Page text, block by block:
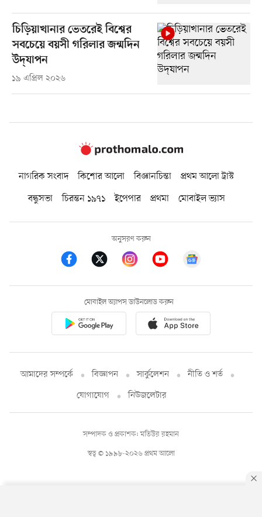
চিড়িয়াখানার ভেতরেই বিশ্বের
সবচেয়ে বয়সী গরিলার জন্মদিন
উদ্‌যাপন
১৯ এপ্রিল ২০২৬
নাগরিক সংবাদ কিশোর আলো বিজ্ঞানচিন্তা
প্রথম আলো ট্রাস্ট
বন্ধুসভা
চিরন্তন ১৯৭১ ইপেপার প্রথমা মোবাইল ভ্যাস
অনুসরণ করুন
মোবাইল অ্যাপস ডাউনলোড করুন
আমাদের সম্পর্কে বিজ্ঞাপন সার্কুলেশন
নীতি ও শর্ত
যোগাযোগ
নিউজলেটার
স্বত্ব © ১৯৯৮-২০২৬ প্রথম আলো
সম্পাদক ও প্রকাশক: মতিউর রহমান